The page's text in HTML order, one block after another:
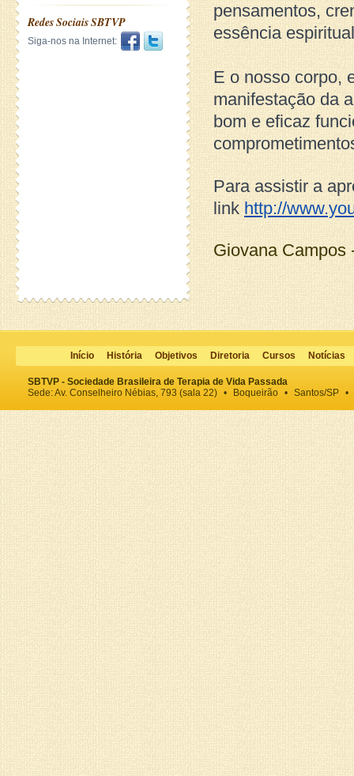
Redes Sociais SBTVP
Siga-nos na Internet:
pensamentos,
essência
E o nosso corpo,
manifestação da
bom e eficaz
Para assistir a
link http://
Giovana Campos
Início História Objetivos Diretoria Cursos Notícias
SBTVP - Sociedade Brasileira de Terapia de Vida Passada
Sede: Av. Conselheiro Nébias, 793 (sala 22) • Boqueirão • Santos/SP •